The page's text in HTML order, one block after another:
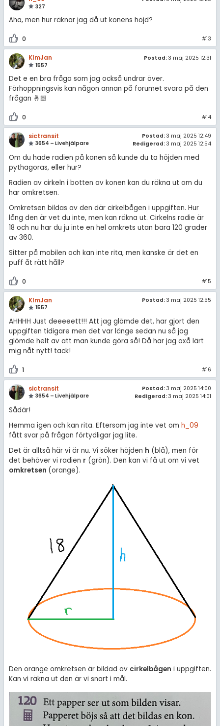
327
Aha, men hur räknar jag då ut konens höjd?
0 #13
KlmJan
1557
Postad: 3 maj 2025 12:31
Det e en bra fråga som jag också undrar över.
Förhoppningsvis kan någon annan på forumet svara på den
frågan 🤞🏻
0 #14
sictransit
3654 – Livehjälpare
Postad: 3 maj 2025 12:49
Redigerad: 3 maj 2025 12:54
Om du hade radien på konen så kunde du ta höjden med
pythagoras, eller hur?
Radien av cirkeln i botten av konen kan du räkna ut om du
har omkretsen.
Omkretsen bildas av den där cirkelbågen i uppgiften. Hur
lång den är vet du inte, men kan räkna ut. Cirkelns radie är
18 och nu har du ju inte en hel omkrets utan bara 120 grader
av 360.
Sitter på mobilen och kan inte rita, men kanske är det en
puff åt rätt håll?
0 #15
KlmJan
1557
Postad: 3 maj 2025 12:55
AHHHH Just deeeeett!!! Att jag glömde det, har gjort den
uppgiften tidigare men det var länge sedan nu så jag
glömde helt av att man kunde göra så! Då har jag oxå lärt
mig nåt nytt! tack!
1 #16
sictransit
3654 – Livehjälpare
Postad: 3 maj 2025 14:00
Redigerad: 3 maj 2025 14:01
Sådär!
Hemma igen och kan rita. Eftersom jag inte vet om h_09
fått svar på frågan förtydligar jag lite.
Det är alltså här vi är nu. Vi söker höjden h (blå), men för
det behöver vi radien r (grön). Den kan vi få ut om vi vet
omkretsen (orange).
Den orange omkretsen är bildad av cirkelbågen i uppgiften.
Kan vi räkna ut den är vi snart i mål.